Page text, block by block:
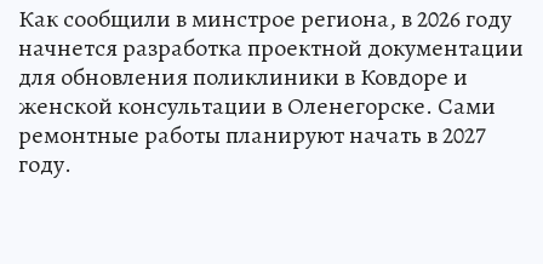
Как сообщили в минстрое региона, в 2026 году
начнется разработка проектной документации
для обновления поликлиники в Ковдоре и
женской консультации в Оленегорске. Сами
ремонтные работы планируют начать в 2027
году.